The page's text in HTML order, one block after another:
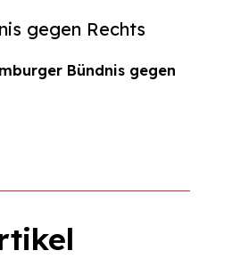
gegen Rechts
Bündnis gegen